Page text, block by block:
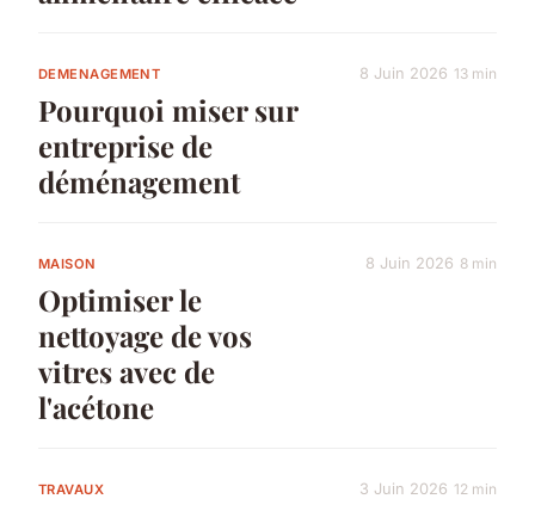
DEMENAGEMENT
Pourquoi miser sur
entreprise de
déménagement
8 Juin 2026 13 min
MAISON
Optimiser le
nettoyage de vos
vitres avec de
l'acétone
8 Juin 2026 8 min
TRAVAUX 3 Juin 2026 12 min